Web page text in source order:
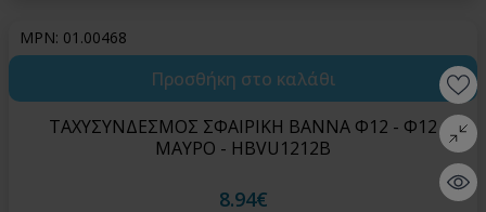
MPN: 01.00468
Quick
Προσθήκη στο καλάθι
ΤΑΧΥΣΥΝΔΕΣΜΟΣ ΣΦΑΙΡΙΚΗ ΒΑΝΝΑ Φ12 - Φ12
ΜΑΥΡΟ - HBVU1212B
8.94€